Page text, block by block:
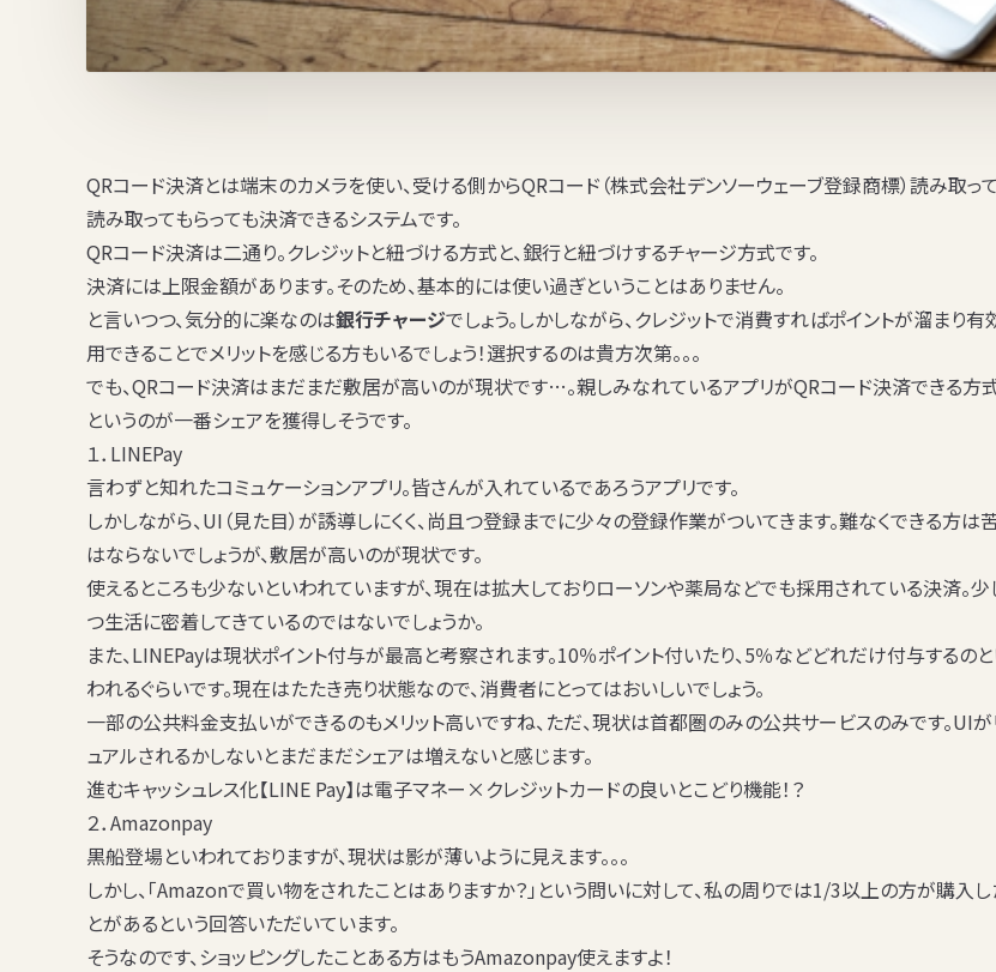
QRコード決済とは端末のカメラを使い、受ける側からQRコード（株式会社デンソーウェーブ登録商標）読み取って
読み取ってもらっても決済できるシステムです。
QRコード決済は二通り。クレジットと紐づける方式と、銀行と紐づけするチャージ方式です。
決済には上限金額があります。そのため、基本的には使い過ぎということはありません。
と言いつつ、気分的に楽なのは銀行チャージでしょう。しかしながら、クレジットで消費すればポイントが溜まり有
用できることでメリットを感じる方もいるでしょう！選択するのは貴方次第。。。
でも、QRコード決済はまだまだ敷居が高いのが現状です…。親しみなれているアプリがQRコード決済できる方式
というのが一番シェアを獲得しそうです。
１．LINEPay
言わずと知れたコミュケーションアプリ。皆さんが入れているであろうアプリです。
しかしながら、UI（見た目）が誘導しにくく、尚且つ登録までに少々の登録作業がついてきます。難なくできる方は
はならないでしょうが、敷居が高いのが現状です。
使えるところも少ないといわれていますが、現在は拡大しておりローソンや薬局などでも採用されている決済。少
つ生活に密着してきているのではないでしょうか。
また、LINEPayは現状ポイント付与が最高と考察されます。10％ポイント付いたり、5％などどれだけ付与するの
われるぐらいです。現在はたたき売り状態なので、消費者にとってはおいしいでしょう。
一部の公共料金支払いができるのもメリット高いですね、ただ、現状は首都圏のみの公共サービスのみです。UIが
ュアルされるかしないとまだまだシェアは増えないと感じます。
進むキャッシュレス化【LINE Pay】は電子マネー×クレジットカードの良いとこどり機能！？
２．Amazonpay
黒船登場といわれておりますが、現状は影が薄いように見えます。。。
しかし、「Amazonで買い物をされたことはありますか？」という問いに対して、私の周りでは1/3以上の方が購入し
とがあるという回答いただいています。
そうなのです、 ショッピングしたことある方はもうAmazonpay使えますよ！